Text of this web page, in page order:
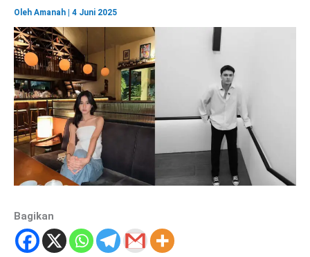
Oleh Amanah 4 Juni 2025
Bagikan